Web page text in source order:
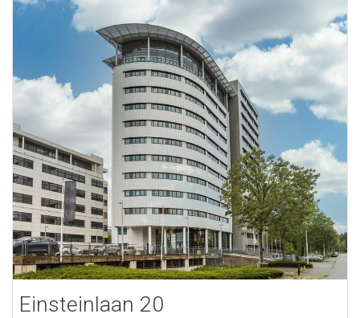
Einsteinlaan 20